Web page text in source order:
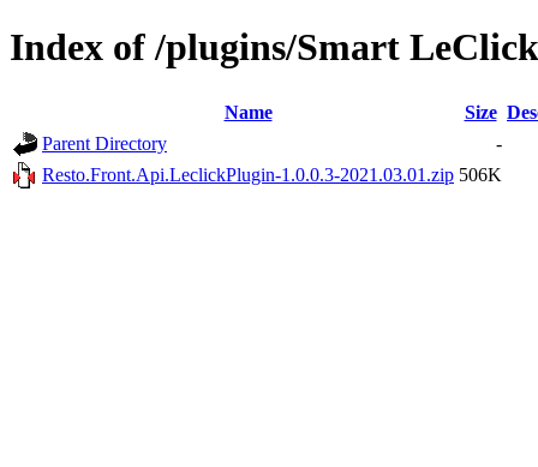
Index of /plugins/Smart
Name Size
Parent Directory
-
Resto.Front.Api.LeclickPlugin-1.0.0.3-2021.03.01.zip 506K